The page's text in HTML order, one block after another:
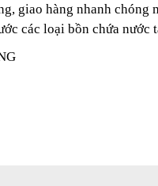
giao hàng nhanh chóng
các loại bồn chứa